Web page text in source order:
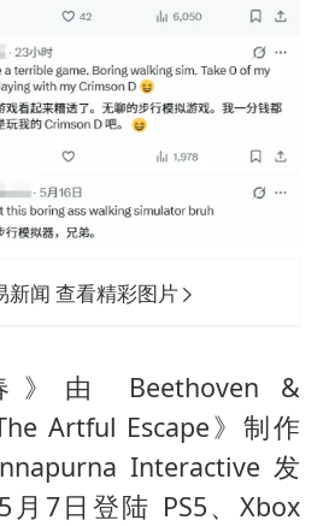
新闻 查看精彩图片
》由 Beethoven &
Artful Escape》制作
Interactive 发
月7日登陆 PS5、Xbox